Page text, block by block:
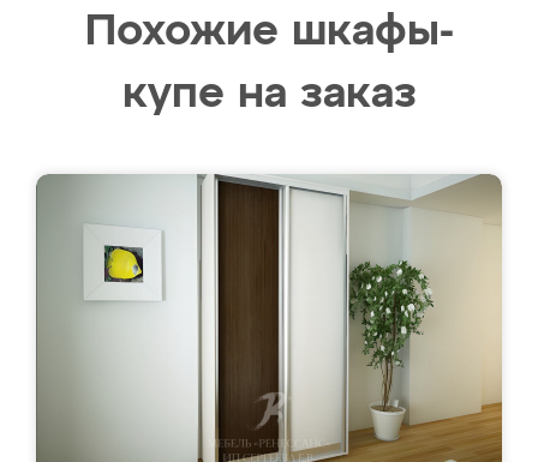
Похожие шкафы-
купе на заказ